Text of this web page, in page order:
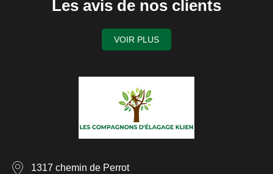
Les avis de nos clients
VOIR PLUS
1317 chemin de Perrot